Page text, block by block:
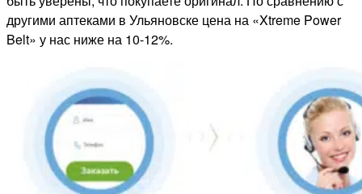
другими аптеками в Ульяновске цена на «Xtreme Power
Belt» у нас ниже на 10-12%.